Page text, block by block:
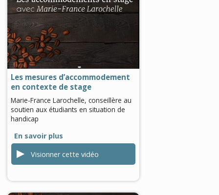
0
seconds
of
0
seconds
Les mesures d’accommodement
en contexte de stage
Marie-France Larochelle, conseillère au
soutien aux étudiants en situation de
handicap
En savoir plus
Visionner cette vidéo